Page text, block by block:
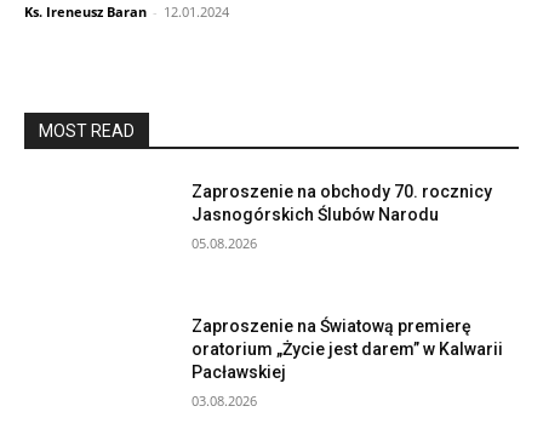
Ks. Ireneusz Baran - 12.01.2024
MOST READ
Zaproszenie na obchody 70. rocznicy
Jasnogórskich Ślubów Narodu
05.08.2026
Zaproszenie na Światową premierę
oratorium „Życie jest darem” w Kalwarii
Pacławskiej
03.08.2026